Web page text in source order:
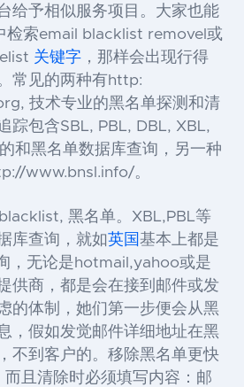
给予相似服务项目。大家也能
检索email blacklist removel或
关键字 ，那样会出现行得
常见的两种有http:
技术专业的黑名单探测和清
踪包含SBL, PBL, DBL, XBL,
和黑名单数据库查询，另一种
www.bnsl.info/。
blacklist, 黑名单。 XBL,PBL等
库查询，就如英国基本上都是
，无论是hotmail,yahoo或是
供商，都是会在接到邮件或发
的体制，她们第一步便会从黑
，假如发觉邮件详细地址在黑
不到客户的。移除黑名单更快
而且清除时必须填写内容：邮